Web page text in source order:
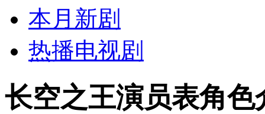
本月新剧
热播电视剧
长空之王演员表角